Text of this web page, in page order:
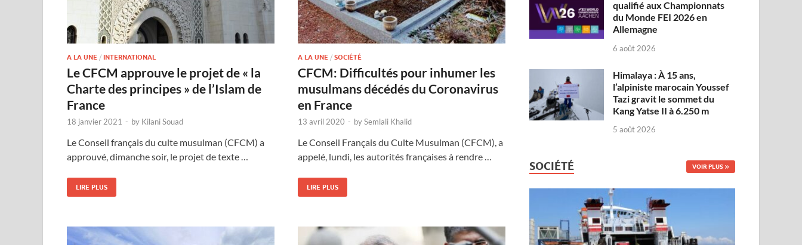
A LA UNE / INTERNATIONAL
Le CFCM approuve le projet de « la
Charte des principes » de l’Islam de
France
18 janvier 2021 - by Kilani Souad
Le Conseil français du culte musulman (CFCM) a
approuvé, dimanche soir, le projet de texte …
LIRE PLUS
A LA UNE / SOCIÉTÉ
CFCM: Difficultés pour inhumer les
musulmans décédés du Coronavirus
en France
13 avril 2020 - bySemlali Khalid
Le Conseil Français du Culte Musulman (CFCM), a
appelé, lundi, les autorités françaises à rendre …
LIRE PLUS
qualifié aux Championnats
du Monde FEI 2026 en
Allemagne
6 août 2026
Himalaya : À 15 ans,
l’alpiniste marocain Youssef
Tazi gravit le sommet du
Kang Yatse II à 6.250 m
5 août 2026
SOCIÉTÉ VOIR PLUS